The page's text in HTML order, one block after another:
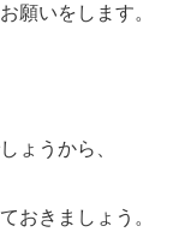
願いをします。
ょうから、
おきましょう。